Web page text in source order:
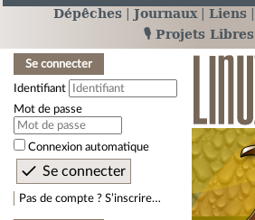
Dépêches Journaux Liens
🎙️ Projets Libres
Se connecter
Identifiant
Mot de passe
Connexion automatique
Pas de compte ? S’inscrire…